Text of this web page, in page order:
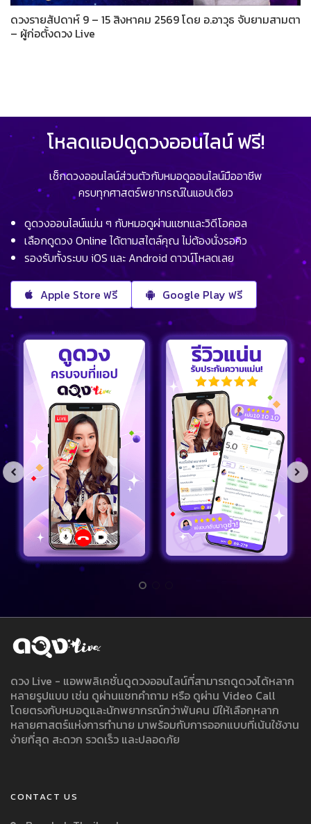
ดวงรายสัปดาห์ 9 – 15 สิงหาคม 2569 โดย อ.อาวุธ จับยามสามตา
– ผู้ก่อตั้งดวง Live
โหลดแอปดูดวงออนไลน์ ฟรี!
เช็กดวงออนไลน์ส่วนตัวกับหมอดูออนไลน์มืออาชีพ
ครบทุกศาสตร์พยากรณ์ในแอปเดียว
ดูดวงออนไลน์แม่น ๆ กับหมอดูผ่านแชทและวิดีโอคอล
เลือกดูดวง Online ได้ตามสไตล์คุณ ไม่ต้องนั่งรอคิว
รองรับทั้งระบบ iOS และ Android ดาวน์โหลดเลย
Apple Store ฟรี Google Play ฟรี
ดวง Live - แอพพลิเคชั่นดูดวงออนไลน์ที่สามารถดูดวงได้หลาก
หลายรูปแบบ เช่น ดูผ่านแชทคำถาม หรือ ดูผ่าน Video Call
โดยตรงกับหมอดูและนักพยากรณ์กว่าพันคน มีให้เลือกหลาก
หลายศาสตร์แห่งการทำนาย มาพร้อมกับการออกแบบที่เน้นใช้งาน
ง่ายที่สุด สะดวก รวดเร็ว และปลอดภัย
CONTACT US